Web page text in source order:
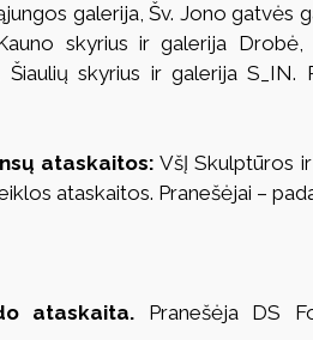
galerija, Šv. Jono gatvės
skyrius ir galerija Drobė,
skyrius ir galerija S_IN.
ataskaitos: VšĮ Skulptūros
ataskaitos. Pranešėjai –
ataskaita. Pranešėja DS